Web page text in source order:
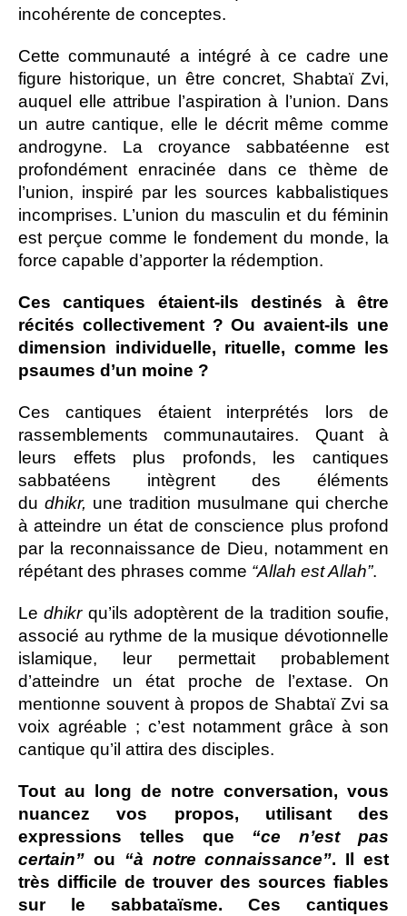
incohérente de conceptes.
Cette communauté a intégré à ce cadre une
figure historique, un être concret, Shabtaï Zvi,
auquel elle attribue l’aspiration à l’union. Dans
un autre cantique, elle le décrit même comme
androgyne. La croyance sabbatéenne est
profondément enracinée dans ce thème de
l’union, inspiré par les sources kabbalistiques
incomprises. L’union du masculin et du féminin
est perçue comme le fondement du monde, la
force capable d’apporter la rédemption.
Ces cantiques étaient-ils destinés à être
récités collectivement ? Ou avaient-ils une
dimension individuelle, rituelle, comme les
psaumes d’un moine ?
Ces cantiques étaient interprétés lors de
rassemblements communautaires. Quant à
leurs effets plus profonds, les cantiques
sabbatéens intègrent des éléments
du dhikr, une tradition musulmane qui cherche
à atteindre un état de conscience plus profond
par la reconnaissance de Dieu, notamment en
répétant des phrases comme “Allah est Allah”.
Ledhikrqu’ils adoptèrent de la tradition soufie,
associé au rythme de la musique dévotionnelle
islamique, leur permettait probablement
d’atteindre un état proche de l’extase. On
mentionne souvent à propos de Shabtaï Zvi sa
voix agréable ; c’est notamment grâce à son
cantique qu’il attira des disciples.
Tout au long de notre conversation, vous
nuancez vos propos, utilisant des
expressions telles que “ce n’est pas
certain” ou “à notre connaissance”. Il est
très difficile de trouver des sources fiables
sur le sabbataïsme. Ces cantiques